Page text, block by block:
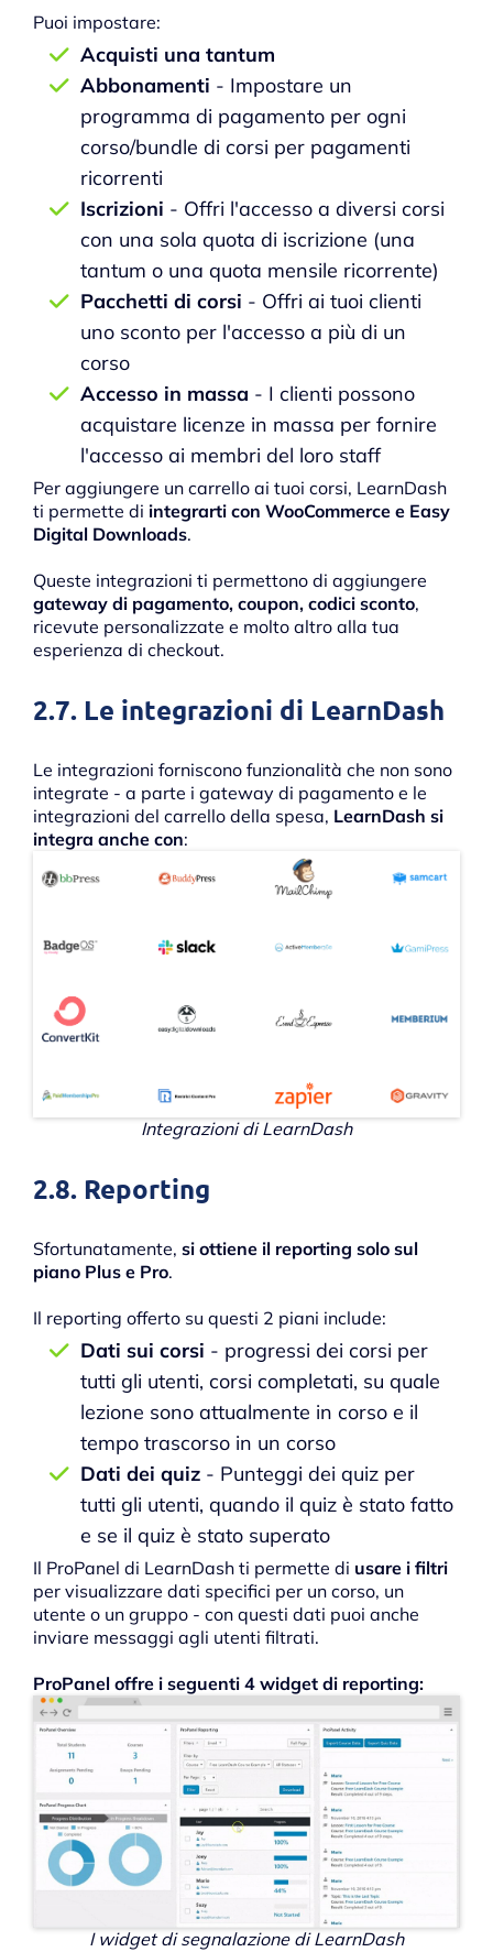
Puoi impostare:
Acquisti una tantum
Abbonamenti - Impostare un
programma di pagamento per ogni
corso/bundle di corsi per pagamenti
ricorrenti
Iscrizioni - Offri l'accesso a diversi corsi
con una sola quota di iscrizione (una
tantum o una quota mensile ricorrente)
Pacchetti di corsi - Offri ai tuoi clienti
uno sconto per l'accesso a più di un
corso
Accesso in massa - I clienti possono
acquistare licenze in massa per fornire
l'accesso ai membri del loro staff
Per aggiungere un carrello ai tuoi corsi, LearnDash
ti permette di integrarti con WooCommerce e Easy
Digital Downloads.
Queste integrazioni ti permettono di aggiungere
gateway di pagamento, coupon, codici sconto,
ricevute personalizzate e molto altro alla tua
esperienza di checkout.
2.7. Le integrazioni di LearnDash
Le integrazioni forniscono funzionalità che non sono
integrate - a parte i gateway di pagamento e le
integrazioni del carrello della spesa, LearnDash si
integra anche con:
Integrazioni di LearnDash
2.8. Reporting
Sfortunatamente, si ottiene il reporting solo sul
piano Plus e Pro.
Il reporting offerto su questi 2 piani include:
Dati sui corsi - progressi dei corsi per
tutti gli utenti, corsi completati, su quale
lezione sono attualmente in corso e il
tempo trascorso in un corso
Dati dei quiz - Punteggi dei quiz per
tutti gli utenti, quando il quiz è stato fatto
e se il quiz è stato superato
Il ProPanel di LearnDash ti permette di usare i filtri
per visualizzare dati specifici per un corso, un
utente o un gruppo - con questi dati puoi anche
inviare messaggi agli utenti filtrati.
ProPanel offre i seguenti 4 widget di reporting:
I widget di segnalazione di LearnDash